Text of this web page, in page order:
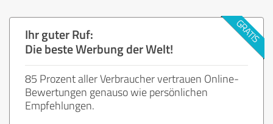
Ihr guter Ruf:
Die beste Werbung der Welt!
85 Prozent aller Verbraucher vertrauen Online-
Bewertungen genauso wie persönlichen
Empfehlungen.